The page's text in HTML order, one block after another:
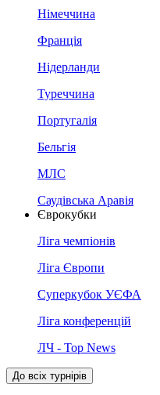
Німеччина
Франція
Нідерланди
Туреччина
Португалія
Бельгія
МЛС
Саудівська Аравія
Єврокубки
Ліга чемпіонів
Ліга Європи
Суперкубок УЄФА
Ліга конференцій
ЛЧ - Top News
До всіх турнірів